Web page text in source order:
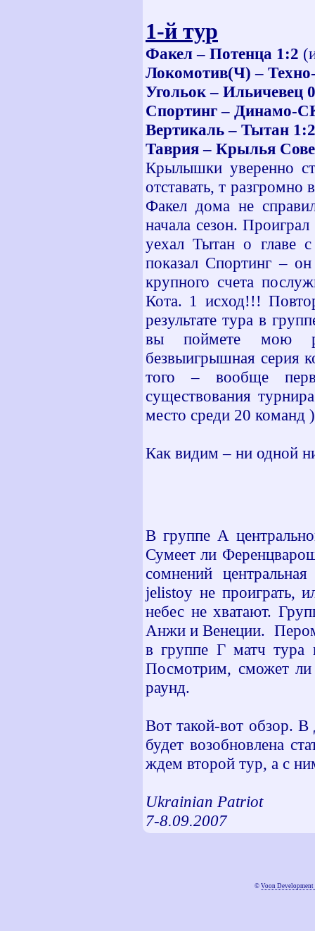
1-й тур
Факел – Потенца 1:2
Локомотив(Ч) –
Угольок – Ильичевец
Спортинг – Динамо-
Вертикаль – Тытан 1:2
Таврия – Крылья
Крылышки уверенно
отставать, т
Факел дома не
начала сезон.
уехал Тытан о главе
показал Спортинг –
крупного счета
Кота. 1 исход!!!
результате тура в
вы поймете мою
безвыигрышная серия
того – вообще
существования
место среди 20 команд
Как видим – ни одной
В группе А
Сумеет ли
сомнений
jelistoy не проиграть,
небес не хватают.
Анжи и Венеции.
в группе Г матч тура
Посмотрим, сможет ли
раунд.
Вот такой-вот обзор.
будет возобновлена
ждем второй тур, а с
Ukrainian Patriot
7-8.09.2007
© Voon Development